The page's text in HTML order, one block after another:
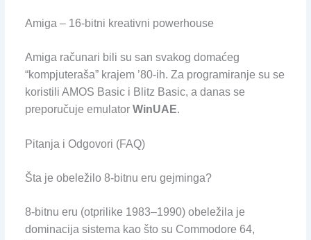
Amiga – 16-bitni kreativni powerhouse
Amiga računari bili su san svakog domaćeg
“kompjuteraša” krajem ’80-ih. Za programiranje su se
koristili AMOS Basic i Blitz Basic, a danas se
preporučuje emulator WinUAE.
Pitanja i Odgovori (FAQ)
Šta je obeležilo 8-bitnu eru gejminga?
8-bitnu eru (otprilike 1983–1990) obeležila je
dominacija sistema kao što su Commodore 64,